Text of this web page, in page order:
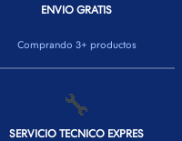
ENVIO GRATIS
Comprando 3+ productos
🔧
SERVICIO TECNICO EXPRES